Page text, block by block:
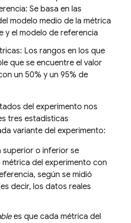
Se basa en las
modelo medio de la métrica
y el modelo de referencia
Los rangos en los que
que se encuentre el valor
un 50% y un 95% de
del experimento nos
tres estadísticas
variante del experimento:
superior o inferior se
del experimento con
según se midió
decir, los datos reales
es que cada métrica del